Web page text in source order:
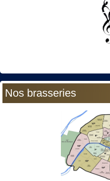
Nos brasseries